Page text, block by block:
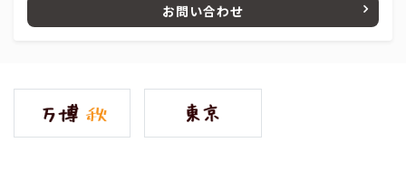
お問い合わせ